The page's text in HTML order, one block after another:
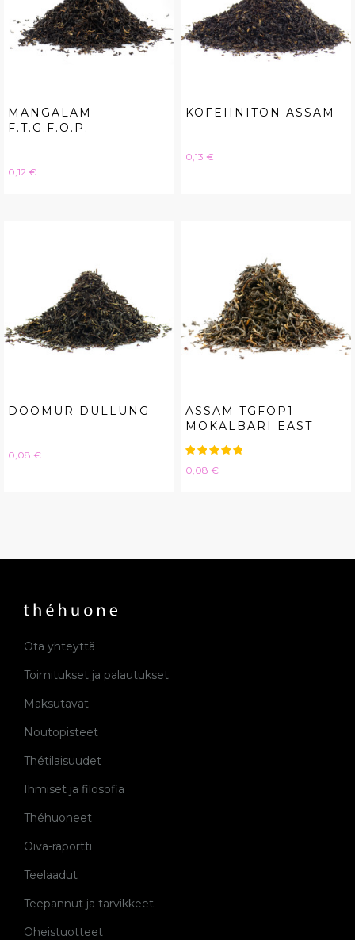
MANGALAM
F.T.G.F.O.P.
Hinta
0,12 €
KOFEIINITON ASSAM
Hinta
0,13 €
DOOMUR DULLUNG
Hinta
0,08 €
ASSAM TGFOP1
MOKALBARI EAST
Hinta
0,08 €
Ota yhteyttä
Toimitukset ja palautukset
Maksutavat
Noutopisteet
Thétilaisuudet
Ihmiset ja filosofia
Théhuoneet
Oiva-raportti
Teelaadut
Teepannut ja tarvikkeet
Oheistuotteet